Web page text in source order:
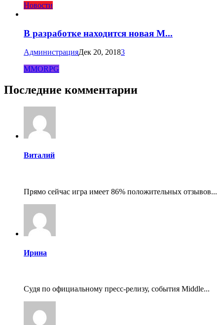
Новости
В разработке находится новая M...
АдминистрацияДек 20, 20183
MMORPG
Последние комментарии
Виталий
Прямо сейчас игра имеет 86% положительных отзывов...
Ирина
Судя по официальному пресс-релизу, события Middle...